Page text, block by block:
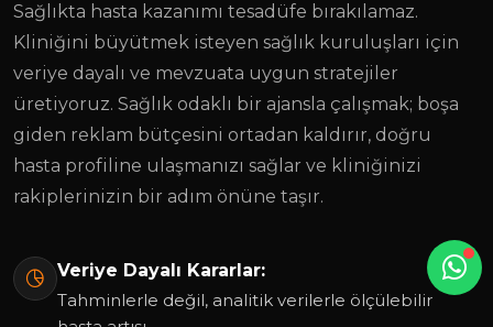
Sağlıkta hasta kazanımı tesadüfe bırakılamaz.
Kliniğini büyütmek isteyen sağlık kuruluşları için
veriye dayalı ve mevzuata uygun stratejiler
üretiyoruz. Sağlık odaklı bir ajansla çalışmak; boşa
giden reklam bütçesini ortadan kaldırır, doğru
hasta profiline ulaşmanızı sağlar ve kliniğinizi
rakiplerinizin bir adım önüne taşır.
Veriye Dayalı Kararlar:
Tahminlerle değil, analitik verilerle ölçülebilir